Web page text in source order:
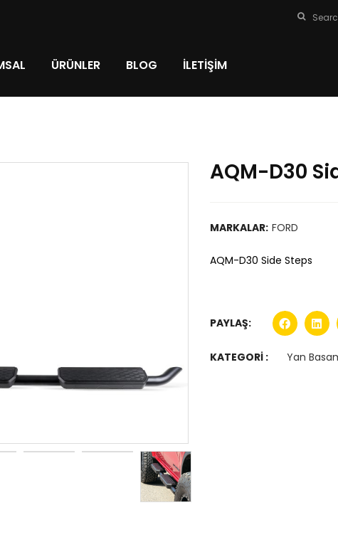
ÜRÜNLER BLOG İLETIŞIM
AQM-D30
MARKALAR: FORD
AQM-D30 Side Steps
PAYLAŞ:
KATEGORI : Yan